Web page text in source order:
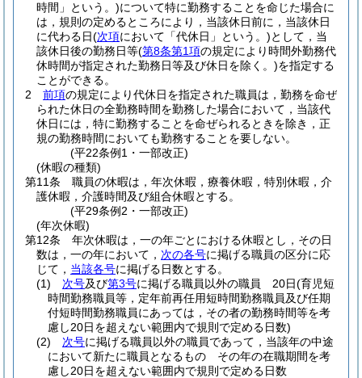
時間」という。)について特に勤務することを命じた場合に
は，規則の定めるところにより，当該休日前に，当該休日
に代わる日(次項において「代休日」という。)として，当
該休日後の勤務日等(第8条第1項の規定により時間外勤務代
休時間が指定された勤務日等及び休日を除く。)を指定する
ことができる。
2
前項の規定により代休日を指定された職員は，勤務を命ぜ
られた休日の全勤務時間を勤務した場合において，当該代
休日には，特に勤務することを命ぜられるときを除き，正
規の勤務時間においても勤務することを要しない。
(平22条例1・一部改正)
(休暇の種類)
第11条
職員の休暇は，年次休暇，療養休暇，特別休暇，介
護休暇，介護時間及び組合休暇とする。
(平29条例2・一部改正)
(年次休暇)
第12条
年次休暇は，一の年ごとにおける休暇とし，その日
数は，一の年において， 次の各号に掲げる職員の区分に応
じて， 当該各号に掲げる日数とする。
(1)
次号及び第3号に掲げる職員以外の職員 20日(育児短
時間勤務職員等，定年前再任用短時間勤務職員及び任期
付短時間勤務職員にあっては，その者の勤務時間等を考
慮し20日を超えない範囲内で規則で定める日数)
(2)
次号に掲げる職員以外の職員であって，当該年の中途
において新たに職員となるもの その年の在職期間を考
慮し20日を超えない範囲内で規則で定める日数